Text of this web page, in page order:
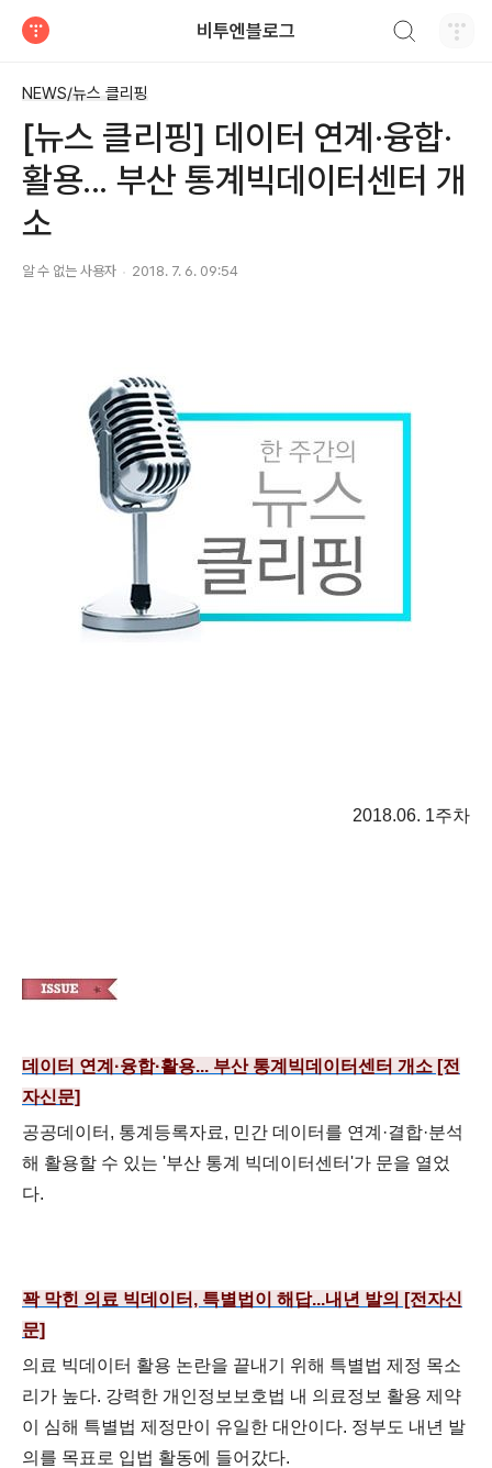
비투엔블로그
NEWS/뉴스 클리핑
[뉴스 클리핑] 데이터 연계·융합·
활용... 부산 통계빅데이터센터 개
소
알 수 없는 사용자 2018. 7. 6. 09:54
2018.06. 1주차
데이터 연계·융합·활용... 부산 통계빅데이터센터 개소 [전
자신문]
공공데이터, 통계등록자료, 민간 데이터를 연계·결합·분석
해 활용할 수 있는 '부산 통계 빅데이터센터'가 문을 열었
다.
꽉 막힌 의료 빅데이터, 특별법이 해답...내년 발의 [전자신
문]
의료 빅데이터 활용 논란을 끝내기 위해 특별법 제정 목소
리가 높다. 강력한 개인정보보호법 내 의료정보 활용 제약
이 심해 특별법 제정만이 유일한 대안이다. 정부도 내년 발
의를 목표로 입법 활동에 들어갔다.